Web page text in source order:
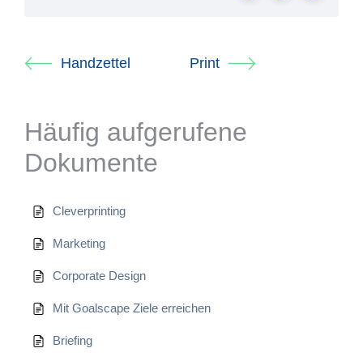
Handzettel Print
Häufig aufgerufene
Dokumente
Cleverprinting
Marketing
Corporate Design
Mit Goalscape Ziele erreichen
Briefing